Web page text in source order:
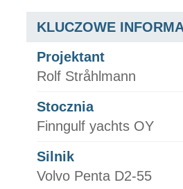
KLUCZOWE
Projektant
Rolf Stråhlmann
Stocznia
Finngulf yachts OY
Silnik
Volvo Penta D2-55